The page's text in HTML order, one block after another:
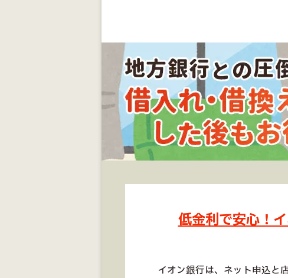
低金利で安心！
イオン銀行は、ネット申込と